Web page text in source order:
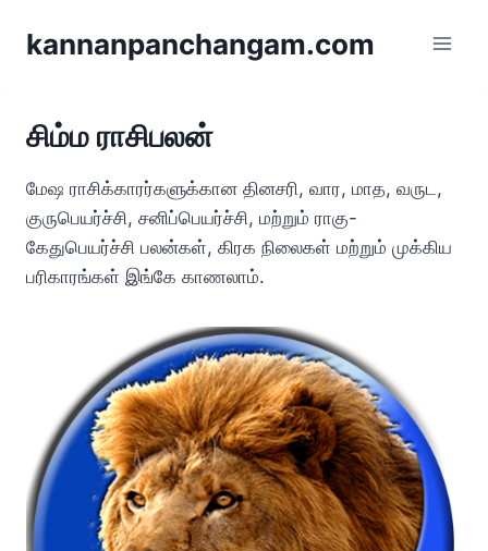
kannanpanchangam.com
சிம்ம ராசிபலன்
மேஷ ராசிக்காரர்களுக்கான தினசரி, வார, மாத, வருட,
குருபெயர்ச்சி, சனிப்பெயர்ச்சி, மற்றும் ராகு-
கேதுபெயர்ச்சி பலன்கள், கிரக நிலைகள் மற்றும் முக்கிய
பரிகாரங்கள் இங்கே காணலாம்.